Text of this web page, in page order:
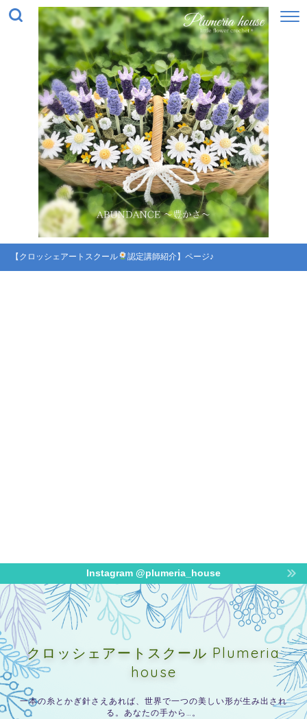
【クロッシェアートスクール 認定講師紹介】ページ♪
Instagram @plumeria_house
クロッシェアートスクール Plumeria
house
一本の糸とかぎ針さえあれば、世界で一つの美しい形が生み出され
る。あなたの手から…。